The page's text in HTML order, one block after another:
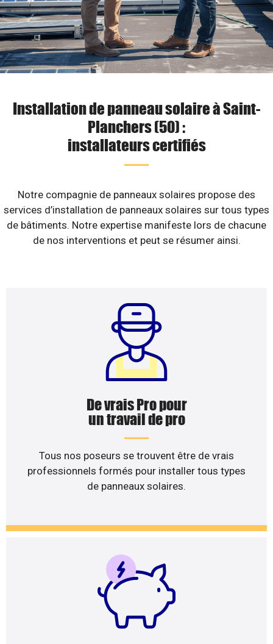
Installation de panneau solaire à Saint-
Planchers (50) :
installateurs certifiés
Notre compagnie de panneaux solaires propose des
services d’installation de panneaux solaires sur tous types
de bâtiments. Notre expertise manifeste lors de chacune
de nos interventions et peut se résumer ainsi.
De vrais Pro pour
un travail de pro
Tous nos poseurs se trouvent être de vrais
professionnels formés pour installer tous types
de panneaux solaires.